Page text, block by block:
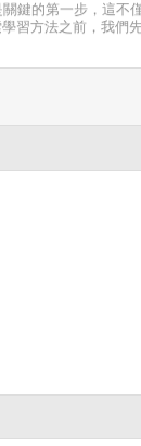
鍵的第一步，這不
習方法之前，我們